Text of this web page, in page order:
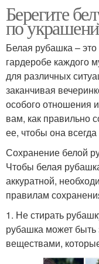
Берегите
по
Белая рубашка –
гардеробе каждого
для различных
заканчивая
особого отношения
вам, как правильно
ее, чтобы она
Сохранение белой
Чтобы белая
аккуратной,
правилам
1. Не стирать
рубашка может быть
веществами,